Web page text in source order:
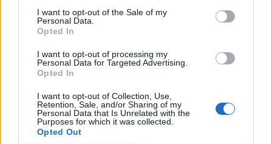
I want to opt-out of the Sale of my
Personal Data.
Opted In
I want to opt-out of processing my
Personal Data for Targeted Advertising.
Opted In
I want to opt-out of Collection, Use,
Retention, Sale, and/or Sharing of my
Personal Data that Is Unrelated with the
Purposes for which it was collected.
Opted Out
preto pri milovaní vyžadujú štandart tomu
zodpovedajúci.
A čo muži? Vždy dokonalí, ale nestáli
Muži narodení v znamení Váh sú podobne ako ženy
typickí svojím vždy dokonalým vzhľadom. Tohto muža
nikdy nestretnete neupraveného a nevkusne